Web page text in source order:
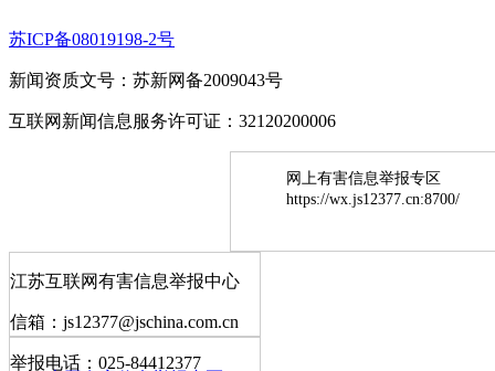
苏ICP备08019198-2号
新闻资质文号：苏新网备2009043号
互联网新闻信息服务许可证：32120200006
网上有害信息举报专区
https://wx.js12377.cn:8700/
江苏互联网有害信息举报中心
信箱：js12377@jschina.com.cn
举报电话：025-84412377